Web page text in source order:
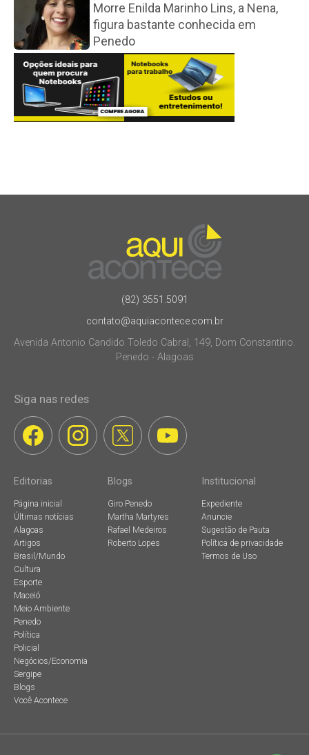
Morre Enilda Marinho Lins, a Nena,
figura bastante conhecida em
Penedo
(82) 3551.5091
contato@aquiacontece.com.br
Avenida Antonio Candido Toledo Cabral, 149, Dom Constantino.
Penedo - Alagoas
Siga nas redes
Editorias
Página inicial
Últimas notícias
Alagoas
Artigos
Brasil/Mundo
Cultura
Esporte
Maceió
Meio Ambiente
Penedo
Política
Policial
Negócios/Economia
Sergipe
Blogs
Você Acontece
Blogs
Giro Penedo
Martha Martyres
Rafael Medeiros
Roberto Lopes
Institucional
Expediente
Anuncie
Sugestão de Pauta
Política de privacidade
Termos de Uso